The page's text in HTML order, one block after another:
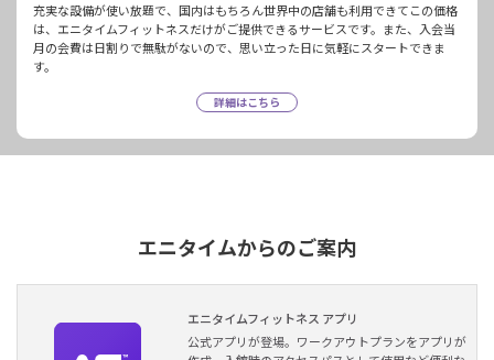
充実な設備が使い放題で、国内はもちろん世界中の店舗も利用できてこの価格
は、エニタイムフィットネスだけがご提供できるサービスです。また、入会当
月の会費は日割りで無駄がないので、思い立った日に気軽にスタートできま
す。
詳細はこちら
エニタイムからのご案内
エニタイムフィットネス アプリ
公式アプリが登場。ワークアウトプランをアプリが